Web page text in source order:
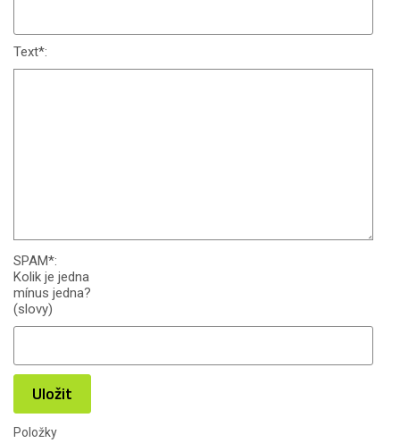
Text*:
SPAM*:
Kolik je jedna
mínus jedna?
(slovy)
Uložit
Položky